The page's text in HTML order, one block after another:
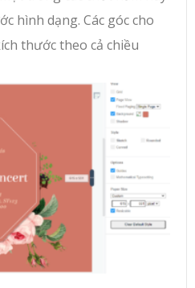
hình dạng. Các góc cho
thước theo cả chiều